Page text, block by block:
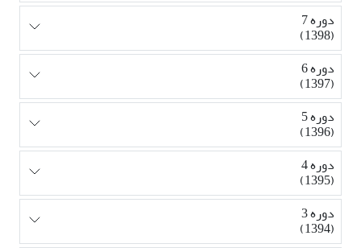
دوره 7
(1398)
دوره 6
(1397)
دوره 5
(1396)
دوره 4
(1395)
دوره 3
(1394)